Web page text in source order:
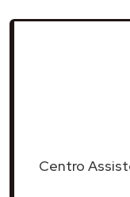
Centro